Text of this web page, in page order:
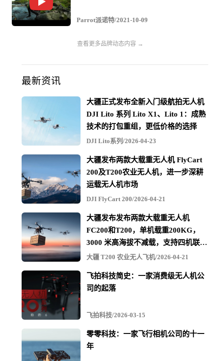
Parrot派诺特/2021-10-09
查看更多品牌动态内容 →
最新资讯
大疆正式发布全新入门级航拍无人机
DJI Lito 系列 Lito X1、Lito 1：成熟
技术的打包重组，更低价格的选择
DJI Lito系列/2026-04-23
大疆发布两款大载重无人机 FlyCart
200及T200农业无人机，进一步深耕
运载无人机市场
DJI FlyCart 200/2026-04-21
大疆发布发布两款大载重无人机
FC200和T200，单机载重200KG，
3000 米高海拔不减载，支持四机联吊
最多600KG
大疆 T200 农业无人飞机/2026-04-21
飞拍科技简史：一家消费级无人机公
司的起落
飞拍科技/2026-03-15
零零科技：一家飞行相机公司的十一
年